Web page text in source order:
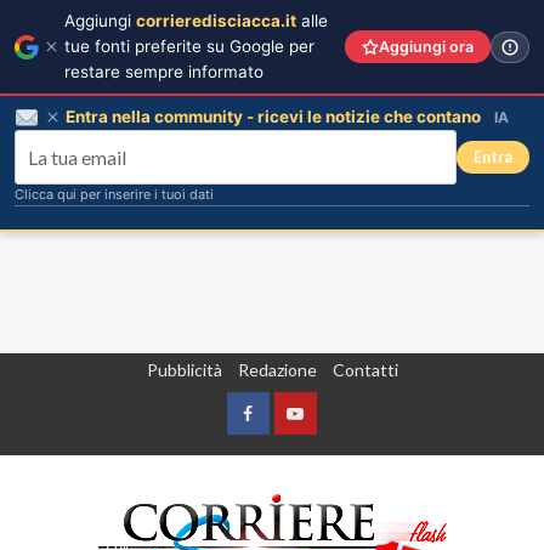
Pubblicità Redazione Contatti
FacebookYountube
Aggiungi corrieredisciacca.it alle
tue fonti preferite su Google per
restare sempre informato
Aggiungi ora
Entra nella community - ricevi le notizie che contano IA
Entra
Clicca qui per inserire i tuoi dati